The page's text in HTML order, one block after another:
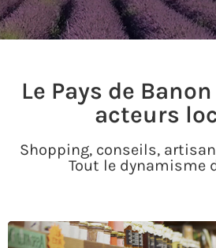
Le Pays de
acteurs
Shopping, conseils,
Tout le dynamisme